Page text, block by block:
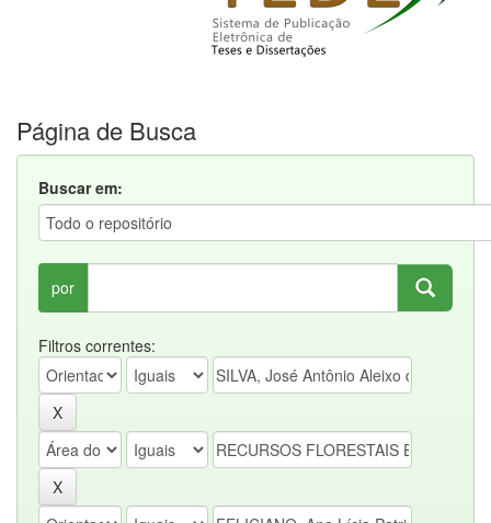
Página de Busca
Buscar em:
por
Filtros correntes: